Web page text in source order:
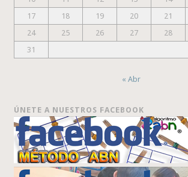
17
18 19 20 21
24
25 26 27 28
31
« Abr
ÚNETE A NUESTROS FACEBOOK